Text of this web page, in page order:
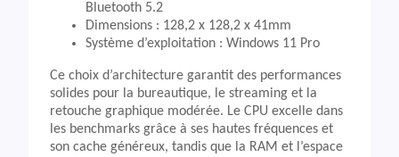
Bluetooth 5.2
Dimensions : 128,2 x 128,2 x 41mm
Système d’exploitation : Windows 11 Pro
Ce choix d’architecture garantit des performances
solides pour la bureautique, le streaming et la
retouche graphique modérée. Le CPU excelle dans
les benchmarks grâce à ses hautes fréquences et
son cache généreux, tandis que la RAM et l’espace